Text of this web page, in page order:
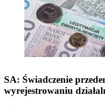
SA: Świadczenie
wyrejestrowaniu